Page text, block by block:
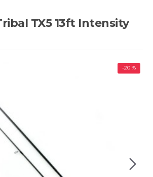
TX5 13ft Intensity
-20 %